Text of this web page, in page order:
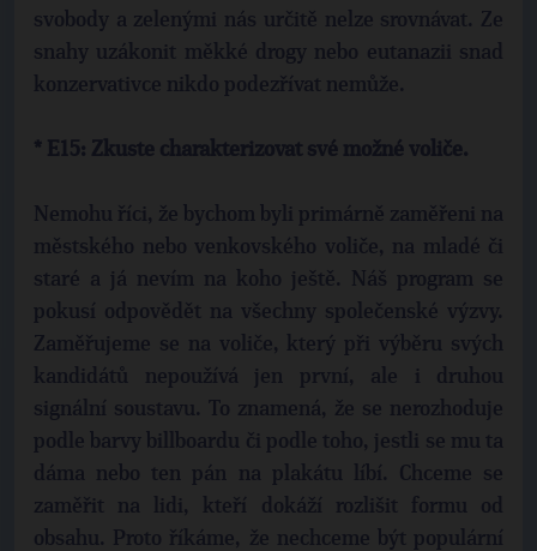
svobody a zelenými nás určitě nelze srovnávat. Ze
snahy uzákonit měkké drogy nebo eutanazii snad
konzervativce nikdo podezřívat nemůže.
* E15: Zkuste charakterizovat své možné voliče.
Nemohu říci, že bychom byli primárně zaměřeni na
městského nebo venkovského voliče, na mladé či
staré a já nevím na koho ještě. Náš program se
pokusí odpovědět na všechny společenské výzvy.
Zaměřujeme se na voliče, který při výběru svých
kandidátů nepoužívá jen první, ale i druhou
signální soustavu. To znamená, že se nerozhoduje
podle barvy billboardu či podle toho, jestli se mu ta
dáma nebo ten pán na plakátu líbí. Chceme se
zaměřit na lidi, kteří dokáží rozlišit formu od
obsahu. Proto říkáme, že nechceme být populární